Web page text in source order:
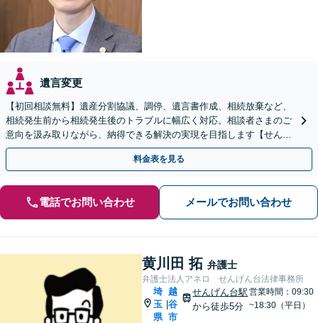
遺言変更
【初回相談無料】遺産分割協議、調停、遺言書作成、相続放棄など、
相続発生前から相続発生後のトラブルに幅広く対応。相談者さまのご
意向を汲み取りながら、納得できる解決の実現を目指します【せんげ
ん台駅より徒歩5分】
料金表を見る
電話でお問い合わせ メールでお問い合わせ
黄川田 拓 弁護士
弁護士法人アネロ せんげん台法律事務所
埼
玉
県
|
越
谷
市
せんげん台駅
から徒歩5分
営業時間：09:30
~18:30（平日）